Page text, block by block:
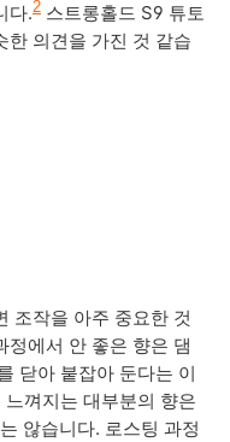
다.2 스트롱홀드 S9 튜토
한 의견을 가진 것 같습
조작을 아주 중요한 것
정에서 안 좋은 향은 댐
닫아 붙잡아 둔다는 이
껴지는 대부분의 향은
않습니다. 로스팅 과정